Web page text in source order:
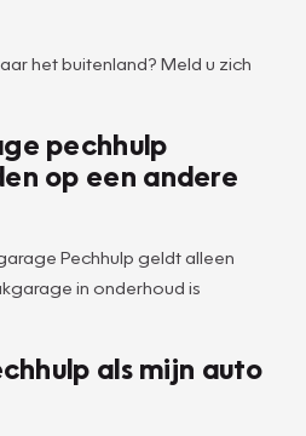
het buitenland? Meld u zich
pechhulp
op een andere
Pechhulp geldt alleen
in onderhoud is
als mijn auto